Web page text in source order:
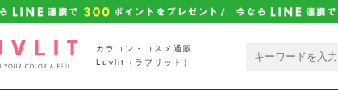
カラコン・コスメ通販
Luvlit（ラブリット）